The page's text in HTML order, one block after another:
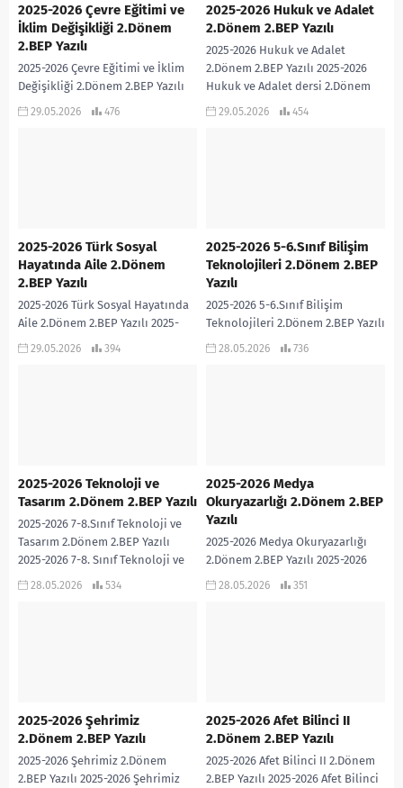
2025-2026 Çevre Eğitimi ve
İklim Değişikliği 2.Dönem
2.BEP Yazılı
2025-2026 Çevre Eğitimi ve İklim
Değişikliği 2.Dönem 2.BEP Yazılı
2025-2026 Çevre Eğitimi ve İklim
29.05.2026 476
2025-2026 Hukuk ve Adalet
2.Dönem 2.BEP Yazılı
2025-2026 Hukuk ve Adalet
2.Dönem 2.BEP Yazılı 2025-2026
Hukuk ve Adalet dersi 2.Dönem
2.BEP Yazılı sınavıdır. Cevap
29.05.2026 454
2025-2026 Türk Sosyal
Hayatında Aile 2.Dönem
2.BEP Yazılı
2025-2026 Türk Sosyal Hayatında
Aile 2.Dönem 2.BEP Yazılı 2025-
2026 Türk Sosyal Hayatında Aile
29.05.2026 394
2025-2026 5-6.Sınıf Bilişim
Teknolojileri 2.Dönem 2.BEP
Yazılı
2025-2026 5-6.Sınıf Bilişim
Teknolojileri 2.Dönem 2.BEP Yazılı
2025-2026 5-6.Sınıf Bilişim
28.05.2026 736
2025-2026 Teknoloji ve
Tasarım 2.Dönem 2.BEP Yazılı
2025-2026 7-8.Sınıf Teknoloji ve
Tasarım 2.Dönem 2.BEP Yazılı
2025-2026 7-8. Sınıf Teknoloji ve
Tasarım dersi 2.Dönem 2.BEP
28.05.2026 534
2025-2026 Medya
Okuryazarlığı 2.Dönem 2.BEP
Yazılı
2025-2026 Medya Okuryazarlığı
2.Dönem 2.BEP Yazılı 2025-2026
Medya Okuryazarlığı dersi
28.05.2026 351
2025-2026 Şehrimiz
2.Dönem 2.BEP Yazılı
2025-2026 Şehrimiz 2.Dönem
2.BEP Yazılı 2025-2026 Şehrimiz
2025-2026 Afet Bilinci II
2.Dönem 2.BEP Yazılı
2025-2026 Afet Bilinci II 2.Dönem
2.BEP Yazılı 2025-2026 Afet Bilinci